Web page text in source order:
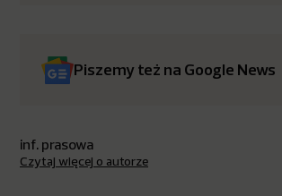
Piszemy też na Google News
inf. prasowa
Czytaj więcej o autorze